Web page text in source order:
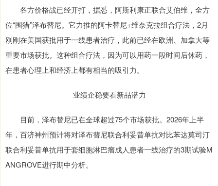
各方价格战已经开打，据悉，阿斯利康正联合艾伯维，全方
位“围猎”泽布替尼。它力推的阿卡替尼+维奈克拉组合疗法，2月
刚刚在美国获批用于一线患者治疗，此前已经在欧洲、加拿大等
重要市场获批。这种组合疗法，因为可以用药一段时间后休药，
在患者心理上和经济上都有相当的吸引力。
业绩企稳要看新品潜力
目前，泽布替尼已在全球超过75个市场获批。2026年上半
年，百济神州预计将对泽布替尼联合利妥昔单抗对比苯达莫司汀
联合利妥昔单抗用于套细胞淋巴瘤成人患者一线治疗的3期试验M
ANGROVE进行期中分析。